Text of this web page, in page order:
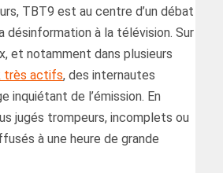
TBT9 est au centre d’un débat
désinformation à la télévision. Sur
et notamment dans plusieurs
très actifs, des internautes
inquiétant de l’émission. En
jugés trompeurs, incomplets ou
à une heure de grande